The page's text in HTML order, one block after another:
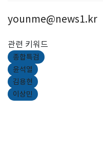
younme@news1.kr
관련 키워드
종합특검
윤석열
김용현
이상민